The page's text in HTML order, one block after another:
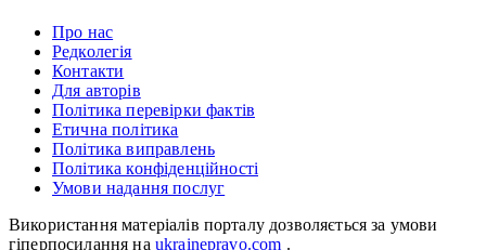
Про нас
Редколегія
Контакти
Для авторів
Політика перевірки фактів
Етична політика
Політика виправлень
Політика конфіденційності
Умови надання послуг
Використання матеріалів порталу дозволяється за умови
гіперпосилання на ukrainepravo.com .